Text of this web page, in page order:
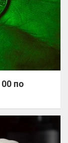
по